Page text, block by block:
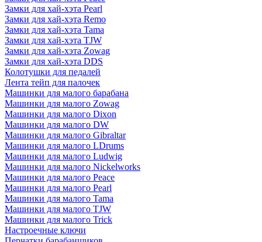
Замки для хай-хэта Pearl
Замки для хай-хэта Remo
Замки для хай-хэта Tama
Замки для хай-хэта TJW
Замки для хай-хэта Zowag
Замки для хай-хэта DDS
Колотушки для педалей
Лента тейп для палочек
Машинки для малого барабана
Машинки для малого Zowag
Машинки для малого Dixon
Машинки для малого DW
Машинки для малого Gibraltar
Машинки для малого LDrums
Машинки для малого Ludwig
Машинки для малого Nickelworks
Машинки для малого Peace
Машинки для малого Pearl
Машинки для малого Tama
Машинки для малого TJW
Машинки для малого Trick
Настроечные ключи